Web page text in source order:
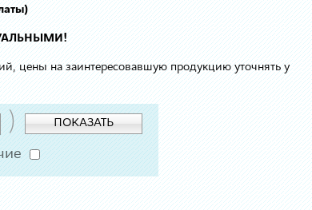
цены на заинтересовавшую продукцию уточнять у
) ПОКАЗАТЬ